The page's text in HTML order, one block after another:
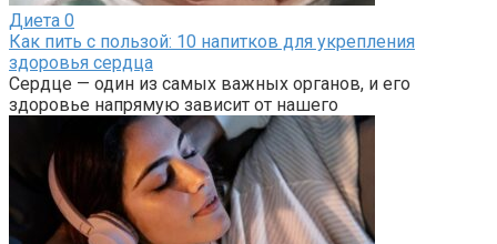
Диета 0
Как пить с пользой: 10 напитков для укрепления
здоровья сердца
Сердце — один из самых важных органов, и его
здоровье напрямую зависит от нашего